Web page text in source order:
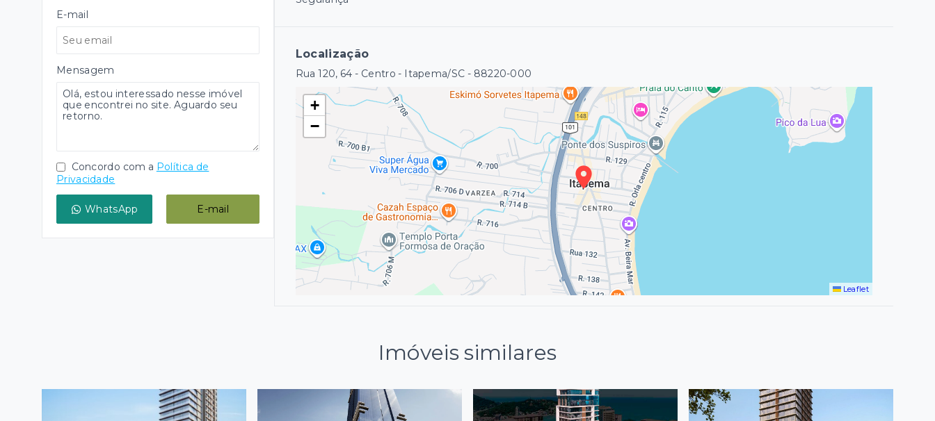
Localização
Rua 120, 64 - Centro - Itapema/SC - 88220-000
+
−
Leaflet
E-mail
Mensagem
Concordo com a Política de
Privacidade
WhatsApp E-mail
Imóveis similares